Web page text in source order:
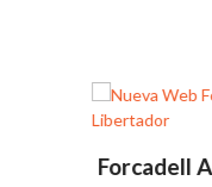
Forcadell Apartments